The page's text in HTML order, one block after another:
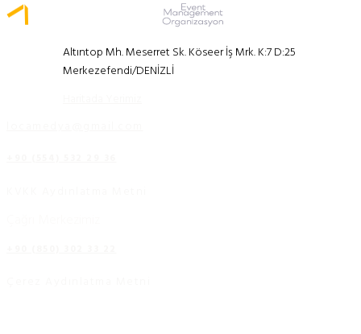
Altıntop Mh. Meserret Sk. Köseer İş Mrk. K:7 D:25
Merkezefendi/DENİZLİ